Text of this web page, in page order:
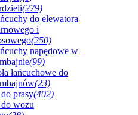
(279)
do elewatora
i
(250)
napędowe w
(99)
łańcuchowe do
(23)
prasy(402)
wozu